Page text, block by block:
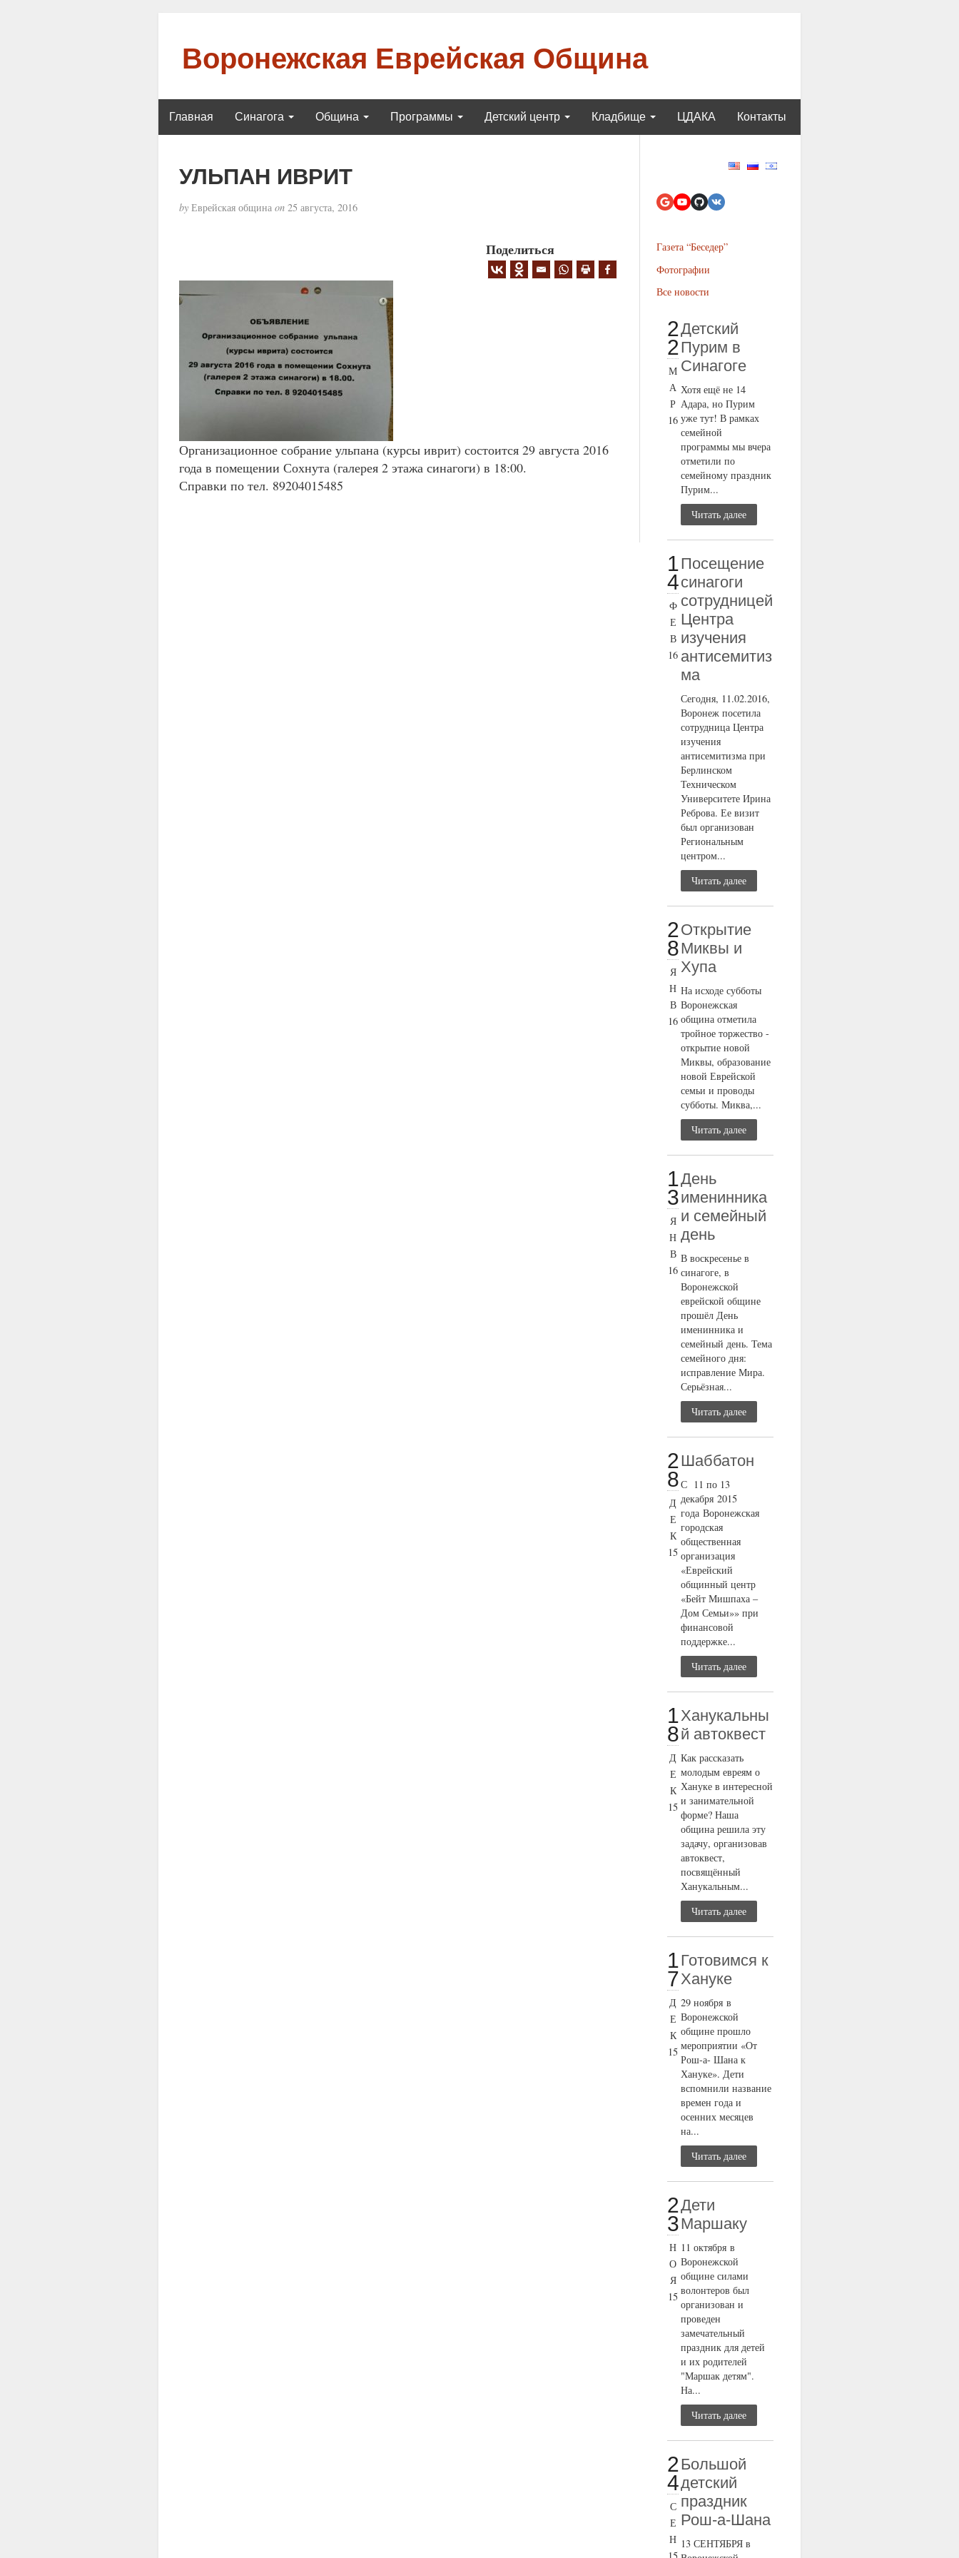
Воронежская Еврейская Община
Главная Синагога Община Программы Детский центр Кладбище ЦДАКА Контакты
УЛЬПАН ИВРИТ
byЕврейская община on25 августа, 2016
Поделиться
Организационное собрание ульпана (курсы иврит) состоится 29 августа 2016
года в помещении Сохнута (галерея 2 этажа синагоги) в 18:00.
Справки по тел. 89204015485
Газета “Беседер”
Фотографии
Все новости
2
2
М
А
Р
16
Детский
Пурим в
Синагоге
Хотя ещё не 14
Адара, но Пурим
уже тут! В рамках
семейной
программы мы вчера
отметили по
семейному праздник
Пурим...
Читать далее
1
4
Ф
Е
В
16
Посещение
синагоги
сотрудницей
Центра
изучения
антисемитиз
ма
Сегодня, 11.02.2016,
Воронеж посетила
сотрудница Центра
изучения
антисемитизма при
Берлинском
Техническом
Университете Ирина
Реброва. Ее визит
был организован
Региональным
центром...
Читать далее
2
8
Я
Н
В
16
Открытие
Миквы и
Хупа
На исходе субботы
Воронежская
община отметила
тройное торжество -
открытие новой
Миквы, образование
новой Еврейской
семьи и проводы
субботы. Миква,...
Читать далее
1
3
Я
Н
В
16
День
именинника
и семейный
день
В воскресенье в
синагоге, в
Воронежской
еврейской общине
прошёл День
именинника и
семейный день. Тема
семейного дня:
исправление Мира.
Серьёзная...
Читать далее
2
8
Д
Е
К
15
Шаббатон
С 11 по 13
декабря 2015
года Воронежская
городская
общественная
организация
«Еврейский
общинный центр
«Бейт Мишпаха –
Дом Семьи»» при
финансовой
поддержке...
Читать далее
1
8
Д
Е
К
15
Ханукальны
й автоквест
Как рассказать
молодым евреям о
Хануке в интересной
и занимательной
форме? Наша
община решила эту
задачу, организовав
автоквест,
посвящённый
Ханукальным...
Читать далее
1
7
Д
Е
К
15
Готовимся к
Хануке
29 ноября в
Воронежской
общине прошло
мероприятии «От
Рош-а- Шана к
Хануке». Дети
вспомнили название
времен года и
осенних месяцев
на...
Читать далее
2
3
Н
О
Я
15
Дети
Маршаку
11 октября в
Воронежской
общине силами
волонтеров был
организован и
проведен
замечательный
праздник для детей
и их родителей
"Маршак детям".
На...
Читать далее
2
4
С
Е
Н
Большой
детский
праздник
Рош-а-Шана
13 СЕНТЯБРЯ в